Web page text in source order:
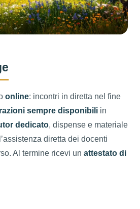
online: incontri in diretta nel fine
sempre disponibili in
dedicato, dispense e materiale
diretta dei docenti
Al termine ricevi un attestato di